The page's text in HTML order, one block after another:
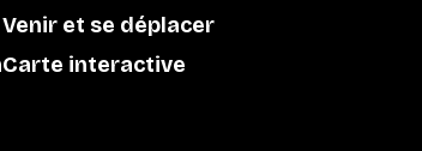
Venir et se déplacer
Carte interactive